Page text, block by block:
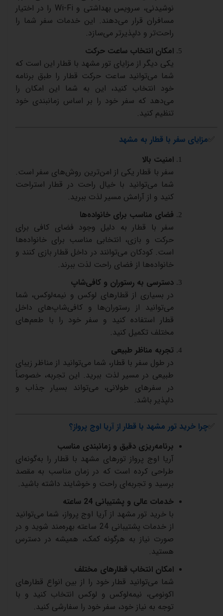
نوشیدنی، سرویس بهداشتی و Wi-Fi را در اختیار
مسافران قرار می‌دهند. این خدمات سفر شما را
راحت‌تر و دلپذیرتر می‌سازد.
امکان انتخاب ساعت حرکت
یکی دیگر از مزایای تور مشهد با قطار این است که
شما می‌توانید ساعت حرکت قطار را طبق برنامه
خود انتخاب کنید، این به شما این امکان را
می‌دهد که سفر خود را بر اساس زمانبندی خود
تنظیم کنید.
مزایای سفر با قطار به مشهد
امنیت بالا
سفر با قطار یکی از امن‌ترین روش‌های سفر است.
شما می‌توانید با خیال راحت در قطار استراحت
کنید و از آرامش مسیر لذت ببرید.
فضای مناسب برای خانواده‌ها
سفر با قطار به دلیل وجود فضای کافی برای
حرکت و بازی، انتخابی مناسب برای خانواده‌ها
است.کودکان می‌توانند در داخل قطار بازی کنند و
خانواده‌ها از فضای راحت لذت ببرند.
دسترسی به رستوران و کافی‌شاپ
در بسیاری از قطارهای لوکس و نیمه‌لوکس، شما
می‌توانید از رستوران‌ها و کافی‌شاپ‌های داخل
قطار استفاده کنید و سفر خود را با طعم‌های
مختلف تکمیل کنید.
تجربه مناظر طبیعی
در طول سفر با قطار، شما می‌توانید از مناظر زیبای
طبیعی در مسیر لذت ببرید. این تجربه، خصوصاً
در سفرهای طولانی، می‌تواند بسیار جذاب و
دلپذیر باشد.
چرا خرید تور مشهد با قطار از آریا اوج پرواز؟
برنامه‌ریزی دقیق و زمانبندی مناسب
آریا اوج پرواز تورهای مشهد با قطار را به‌گونه‌ای
طراحی کرده است که در زمان مناسب به مقصد
برسید و تجربه‌ای راحت و خوشایند داشته باشید.
خدمات عالی و پشتیبانی
ساعته
با خرید تور مشهد از آریا اوج پرواز، شما می‌توانید
از خدمات پشتیبانی ساعته بهره‌مند شوید و در
صورت نیاز به هرگونه کمک، همیشه در دسترس
هستید.
امکان انتخاب قطارهای مختلف
شما می‌توانید قطار خود را از بین انواع قطارهای
اکونومی، نیمه‌لوکس و لوکس انتخاب کنید و با
توجه به نیاز خود، سفر خود را سفارشی کنید.